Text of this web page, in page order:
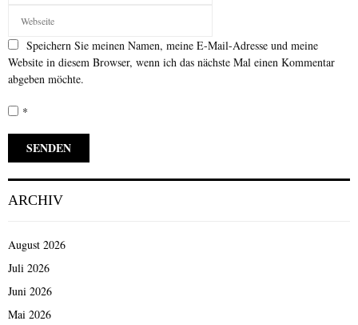
Speichern Sie meinen Namen, meine E-Mail-Adresse und meine
Website in diesem Browser, wenn ich das nächste Mal einen Kommentar
abgeben möchte.
*
ARCHIV
August 2026
Juli 2026
Juni 2026
Mai 2026